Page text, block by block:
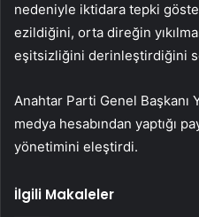
nedeniyle iktidara tepki
ezildiğini, orta direğin
eşitsizliğini derinleştirdiğini
Anahtar Parti Genel Başkanı
medya hesabından yaptığı
yönetimini eleştirdi.
İlgili Makaleler